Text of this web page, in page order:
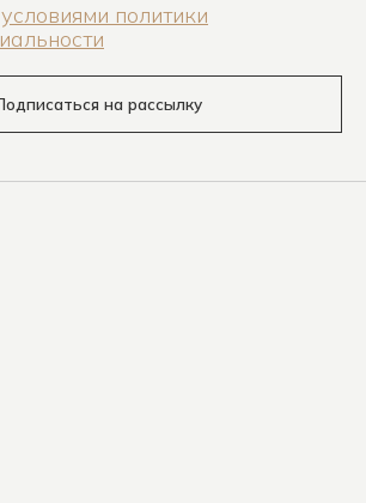
условиями политики
на рассылку